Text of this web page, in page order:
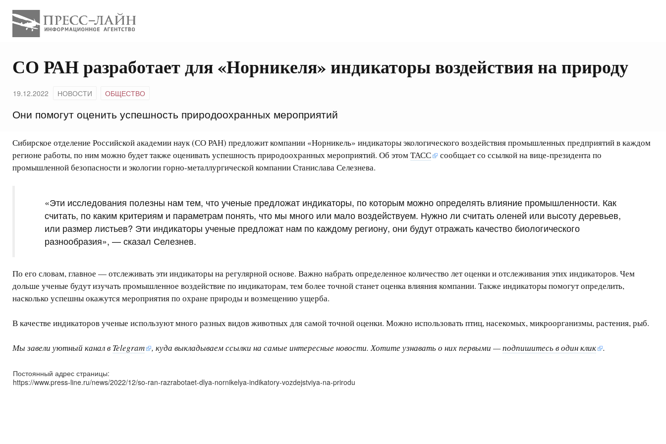
СО РАН разработает для «Норникеля» индикаторы воздействия на природу
19.12.2022 НОВОСТИ ОБЩЕСТВО
Они помогут оценить успешность природоохранных мероприятий
Сибирское отделение Российской академии наук (СО РАН) предложит компании «Норникель» индикаторы экологического воздействия промышленных предприятий в каждом
регионе работы, по ним можно будет также оценивать успешность природоохранных мероприятий. Об этомТАСС
сообщает со ссылкой на вице-президента по
промышленной безопасности и экологии горно-металлургической компании Станислава Селезнева.
«Эти исследования полезны нам тем, что ученые предложат индикаторы, по которым можно определять влияние промышленности. Как
считать, по каким критериям и параметрам понять, что мы много или мало воздействуем. Нужно ли считать оленей или высоту деревьев,
или размер листьев? Эти индикаторы ученые предложат нам по каждому региону, они будут отражать качество биологического
разнообразия», — сказал Селезнев.
По его словам, главное — отслеживать эти индикаторы на регулярной основе. Важно набрать определенное количество лет оценки и отслеживания этих индикаторов. Чем
дольше ученые будут изучать промышленное воздействие по индикаторам, тем более точной станет оценка влияния компании. Также индикаторы помогут определить,
насколько успешны окажутся мероприятия по охране природы и возмещению ущерба.
В качестве индикаторов ученые используют много разных видов животных для самой точной оценки. Можно использовать птиц, насекомых, микроорганизмы, растения, рыб.
Мы завели уютный канал в Telegram , куда выкладываем ссылки на самые интересные новости. Хотите узнавать о них первыми —подпишитесь в один клик .
Постоянный адрес страницы:
https://www.press-line.ru/news/2022/12/so-ran-razrabotaet-dlya-nornikelya-indikatory-vozdejstviya-na-prirodu